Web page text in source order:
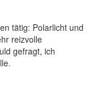
tätig: Polarlicht und
reizvolle
gefragt, ich